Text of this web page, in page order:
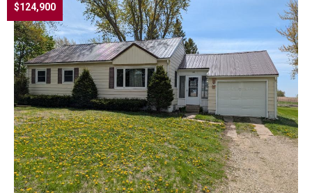
$124,900